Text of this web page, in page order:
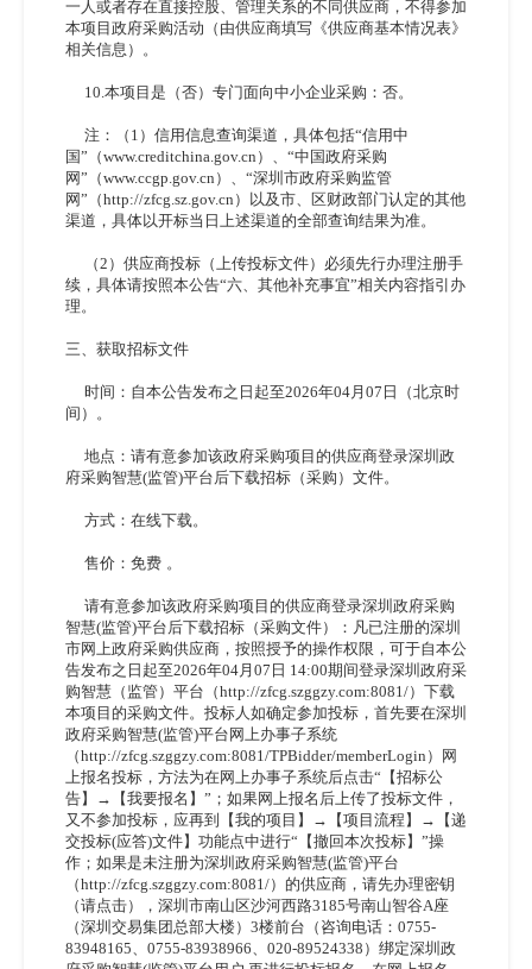
一人或者存在直接控股、管理关系的不同供应商，不得参加
本项目政府采购活动（由供应商填写《供应商基本情况表》
相关信息）。
10.本项目是（否）专门面向中小企业采购：否。
注：（ 1）信用信息查询渠道，具体包括“信用中
国”（www.creditchina.gov.cn）、“中国政府采购
网”（www.ccgp.gov.cn）、“深圳市政府采购监管
网”（http://zfcg.sz.gov.cn）以及市、区财政部门认定的其他
渠道，具体以开标当日上述渠道的全部查询结果为准。
（2）供应商投标（上传投标文件）必须先行办理注册手
续，具体请按照本公告“六、其他补充事宜”相关内容指引办
理。
三、获取招标文件
时间：自本公告发布之日起至2026年04月07日（北京时
间）。
地点：请有意参加该政府采购项目的供应商登录深圳政
府采购智慧(监管)平台后下载招标（采购）文件。
方式：在线下载。
售价：免费 。
请有意参加该政府采购项目的供应商登录深圳政府采购
智慧(监管)平台后下载招标（采购文件）：凡已注册的深圳
市网上政府采购供应商，按照授予的操作权限，可于自本公
告发布之日起至2026年04月07日 14:00期间登录深圳政府采
购智慧（监管）平台（http://zfcg.szggzy.com:8081/）下载
本项目的采购文件。投标人如确定参加投标，首先要在深圳
政府采购智慧(监管)平台网上办事子系统
（http://zfcg.szggzy.com:8081/TPBidder/memberLogin）网
上报名投标，方法为在网上办事子系统后点击“【招标公
告】→【我要报名】”；如果网上报名后上传了投标文件，
又不参加投标，应再到【我的项目】→【项目流程】→【递
交投标(应答)文件】功能点中进行“【撤回本次投标】”操
作；如果是未注册为深圳政府采购智慧(监管)平台
（http://zfcg.szggzy.com:8081/）的供应商，请先办理密钥
（请点击），深圳市南山区沙河西路3185号南山智谷A座
（深圳交易集团总部大楼）3楼前台（咨询电话：0755-
83948165、0755-83938966、020-89524338）绑定深圳政